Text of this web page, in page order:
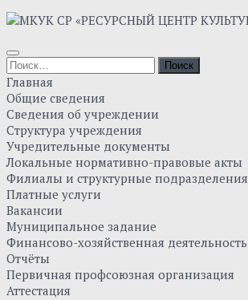
Skip
content
Найти:
Главная
Общие сведения
Сведения об учреждении
Структура учреждения
Учредительные документы
Локальные нормативно-правовые акты
Филиалы и структурные подразделения
Платные услуги
Вакансии
Муниципальное задание
Финансово-хозяйственная деятельность
Отчёты
Первичная профсоюзная организация
Аттестация